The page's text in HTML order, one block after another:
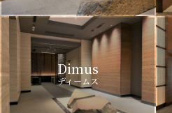
Dimus
ディームス